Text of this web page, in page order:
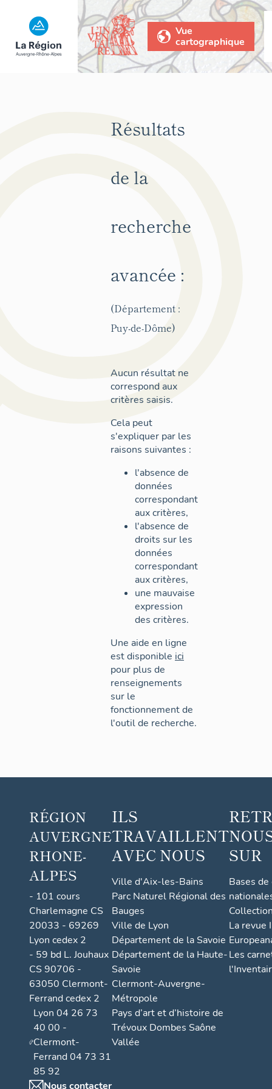
Vue
cartographique
Résultats
de la
recherche
avancée :
(Département :
Puy-de-Dôme)
Aucun résultat ne
correspond aux
critères saisis.
Cela peut
s'expliquer par les
raisons suivantes :
l'absence de
données
correspondant
aux critères,
l'absence de
droits sur les
données
correspondant
aux critères,
une mauvaise
expression
des critères.
Une aide en ligne
est disponible ici
pour plus de
renseignements
sur le
fonctionnement de
l'outil de recherche.
RÉGION
AUVERGNE
RHONE-
ALPES
- 101 cours
Charlemagne CS
20033 - 69269
Lyon cedex 2
- 59 bd L. Jouhaux
CS 90706 -
63050 Clermont-
Ferrand cedex 2
Lyon 04 26 73
40 00 -
Clermont-
Ferrand 04 73 31
85 92
Nous contacter
ILS
TRAVAILLENT
AVEC NOUS
Ville d'Aix-les-Bains
Parc Naturel Régional des
Bauges
Ville de Lyon
Département de la Savoie
Département de la Haute-
Savoie
Clermont-Auvergne-
Métropole
Pays d’art et d’histoire de
Trévoux Dombes Saône
Vallée
SUR
Bases
La revue
Les